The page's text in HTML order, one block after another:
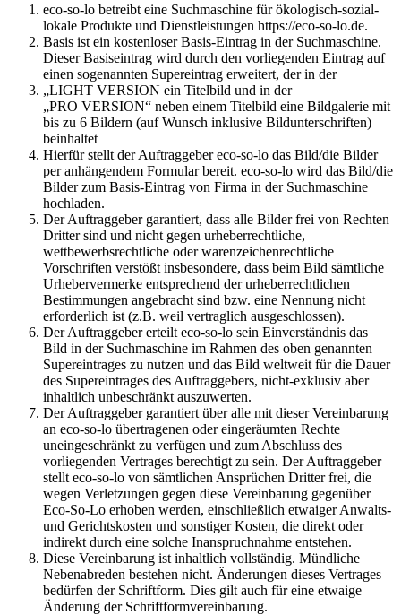
eco-so-lo betreibt eine Suchmaschine für ökologisch-sozial-
lokale Produkte und Dienstleistungen https://eco-so-lo.de.
Basis ist ein kostenloser Basis-Eintrag in der Suchmaschine.
Dieser Basiseintrag wird durch den vorliegenden Eintrag auf
einen sogenannten Supereintrag erweitert, der in der
„LIGHT VERSION ein Titelbild und in der
„PRO VERSION“ neben einem Titelbild eine Bildgalerie mit
bis zu 6 Bildern (auf Wunsch inklusive Bildunterschriften)
beinhaltet
Hierfür stellt der Auftraggeber eco-so-lo das Bild/die Bilder
per anhängendem Formular bereit. eco-so-lo wird das Bild/die
Bilder zum Basis-Eintrag von Firma in der Suchmaschine
hochladen.
Der Auftraggeber garantiert, dass alle Bilder frei von Rechten
Dritter sind und nicht gegen urheberrechtliche,
wettbewerbsrechtliche oder warenzeichenrechtliche
Vorschriften verstößt insbesondere, dass beim Bild sämtliche
Urhebervermerke entsprechend der urheberrechtlichen
Bestimmungen angebracht sind bzw. eine Nennung nicht
erforderlich ist (z.B. weil vertraglich ausgeschlossen).
Der Auftraggeber erteilt eco-so-lo sein Einverständnis das
Bild in der Suchmaschine im Rahmen des oben genannten
Supereintrages zu nutzen und das Bild weltweit für die Dauer
des Supereintrages des Auftraggebers, nicht-exklusiv aber
inhaltlich unbeschränkt auszuwerten.
Der Auftraggeber garantiert über alle mit dieser Vereinbarung
an eco-so-lo übertragenen oder eingeräumten Rechte
uneingeschränkt zu verfügen und zum Abschluss des
vorliegenden Vertrages berechtigt zu sein. Der Auftraggeber
stellt eco-so-lo von sämtlichen Ansprüchen Dritter frei, die
wegen Verletzungen gegen diese Vereinbarung gegenüber
Eco-So-Lo erhoben werden, einschließlich etwaiger Anwalts-
und Gerichtskosten und sonstiger Kosten, die direkt oder
indirekt durch eine solche Inanspruchnahme entstehen.
Diese Vereinbarung ist inhaltlich vollständig. Mündliche
Nebenabreden bestehen nicht. Änderungen dieses Vertrages
bedürfen der Schriftform. Dies gilt auch für eine etwaige
Änderung der Schriftformvereinbarung.